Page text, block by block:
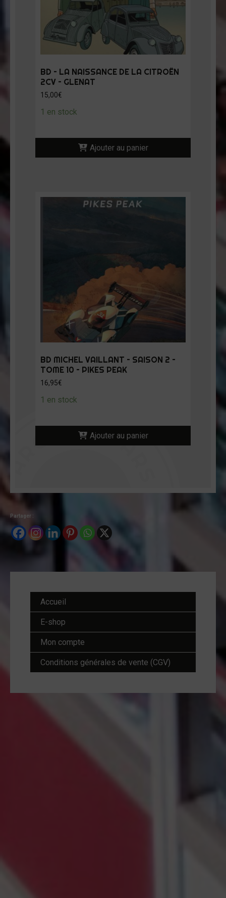
BD – LA NAISSANCE DE LA CITROËN
2CV – GLENAT
15,00€
1 en stock
Ajouter au panier
BD MICHEL VAILLANT – SAISON 2 –
TOME 10 – PIKES PEAK
16,95€
1 en stock
Ajouter au panier
Partager :
Accueil
E-shop
Mon compte
Conditions générales de vente (CGV)